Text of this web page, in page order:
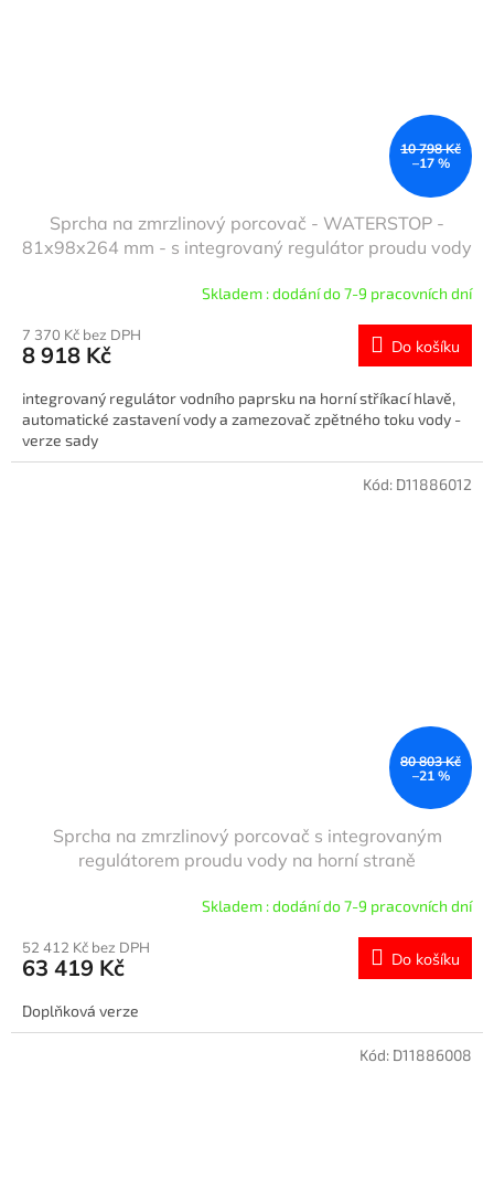
10 798 Kč
–17 %
Sprcha na zmrzlinový porcovač - WATERSTOP -
81x98x264 mm - s integrovaný regulátor proudu vody
toku vody & robustní konstrukce & elegantní design &
snadné čištění - vč. siebteller
Skladem : dodání do 7-9 pracovních dní
7 370 Kč bez DPH
8 918 Kč Do košíku
integrovaný regulátor vodního paprsku na horní stříkací hlavě,
automatické zastavení vody a zamezovač zpětného toku vody -
verze sady
80 803 Kč
–21 %
Sprcha na zmrzlinový porcovač s integrovaným
regulátorem proudu vody na horní straně
Skladem : dodání do 7-9 pracovních dní
52 412 Kč bez DPH
63 419 Kč Do košíku
Doplňková verze
Kód: D11886012
Kód: D11886008